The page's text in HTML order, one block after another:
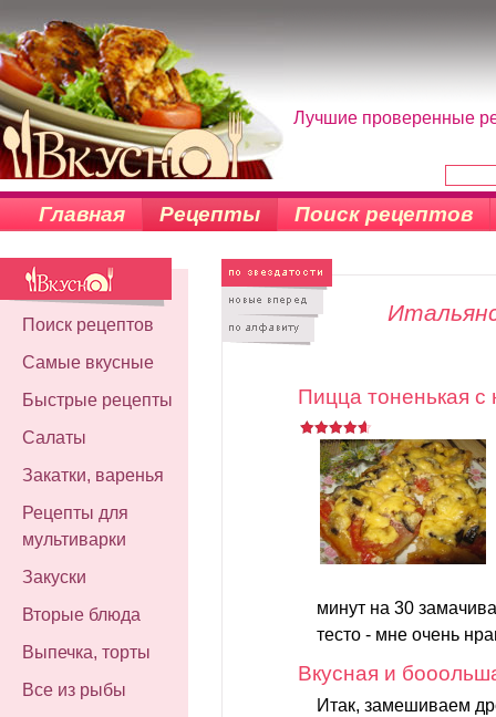
Лучшие проверенные
Главная Рецепты Поиск рецептов
Поиск рецептов
Самые вкусные
Быстрые рецепты
Салаты
Закатки, варенья
Рецепты для
мультиварки
Закуски
Вторые блюда
Выпечка, торты
Все из рыбы
Пицца тоненькая с
минут на 30
тесто - мне очень
Вкусная и
Итак, замешиваем